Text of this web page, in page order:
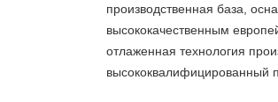
производственная база,
высококачественным
отлаженная технология
высококвалифицированный